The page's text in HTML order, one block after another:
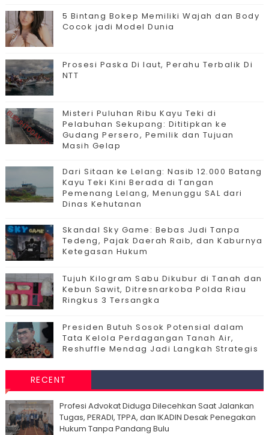
5 Bintang Bokep Memiliki Wajah dan Body
Cocok jadi Model Dunia
Prosesi Paska Di laut, Perahu Terbalik Di
NTT
Misteri Puluhan Ribu Kayu Teki di
Pelabuhan Sekupang: Dititipkan ke
Gudang Persero, Pemilik dan Tujuan
Masih Gelap
Dari Sitaan ke Lelang: Nasib 12.000 Batang
Kayu Teki Kini Berada di Tangan
Pemenang Lelang, Menunggu SAL dari
Dinas Kehutanan
Skandal Sky Game: Bebas Judi Tanpa
Tedeng, Pajak Daerah Raib, dan Kaburnya
Ketegasan Hukum
Tujuh Kilogram Sabu Dikubur di Tanah dan
Kebun Sawit, Ditresnarkoba Polda Riau
Ringkus 3 Tersangka
Presiden Butuh Sosok Potensial dalam
Tata Kelola Perdagangan Tanah Air,
Reshuffle Mendag Jadi Langkah Strategis
RECENT
Profesi Advokat Diduga Dilecehkan Saat Jalankan
Tugas, PERADI, TPPA, dan IKADIN Desak Penegakan
Hukum Tanpa Pandang Bulu